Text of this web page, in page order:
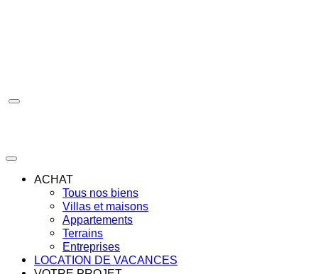
ACHAT
Tous nos biens
Villas et maisons
Appartements
Terrains
Entreprises
LOCATION DE VACANCES